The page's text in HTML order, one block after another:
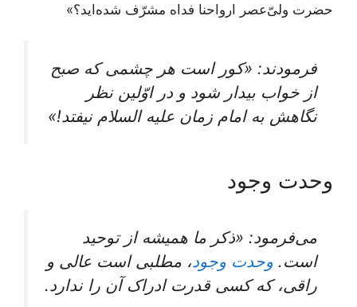
حضرت ولیّ‌عصر ارواحنا فداه مشرّف شده‌اید؟»
فرمودند: «کور است هر چشمی که صبح
از خواب بیدار شود و در اوّلین نظر
نگاهش به امام زمان علیه السلام نیفتد!»
وحدت وجود
می‌فرمود: «ذکر ما همیشه از توحید
است. وحدت وجود، مطلبی است عالی و
راقی، که کسی قدرت ادراک آن را ندارد.